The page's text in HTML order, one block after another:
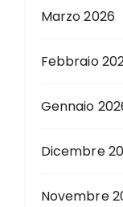
Marzo 2026
Febbraio
Gennaio
Dicembre
Novembre